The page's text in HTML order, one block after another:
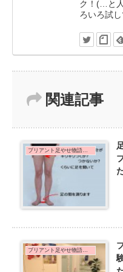
ク！(…と
ろいろ試し
関連記事